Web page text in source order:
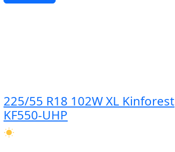
225/55 R18 102W XL Kinforest
KF550-UHP